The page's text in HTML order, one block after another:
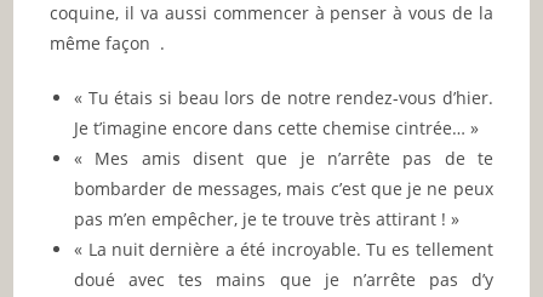
coquine, il va aussi commencer à penser à vous de la
même façon .
« Tu étais si beau lors de notre rendez-vous d’hier.
Je t’imagine encore dans cette chemise cintrée… »
« Mes amis disent que je n’arrête pas de te
bombarder de messages, mais c’est que je ne peux
pas m’en empêcher, je te trouve très attirant ! »
« La nuit dernière a été incroyable. Tu es tellement
doué avec tes mains que je n’arrête pas d’y